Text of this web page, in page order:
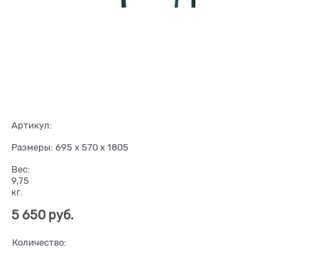
Артикул:
Размеры: 695 x 570 x 1805
Вес:
9,75
кг.
5 650 руб.
Количество: